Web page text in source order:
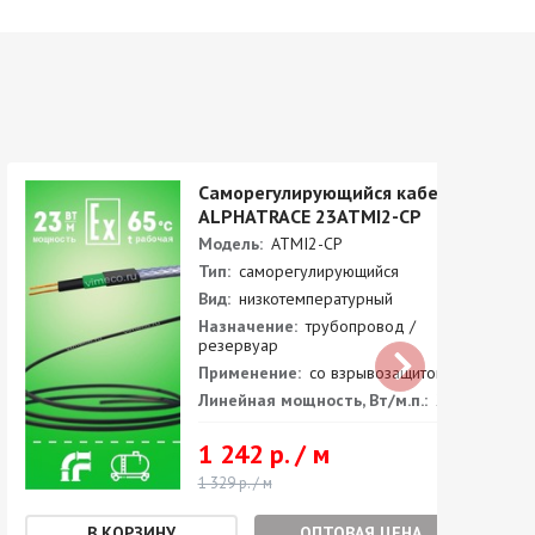
Саморегулирующийся кабель
ALPHATRACE 23ATMI2-CP
Модель: ATMI2-CP
Тип: саморегулирующийся
Вид: низкотемпературный
Назначение: трубопровод /
резервуар
Применение: со взрывозащитой
Линейная мощность, Вт/м.п.: 23
1 242 р. / м
1 329 р. / м